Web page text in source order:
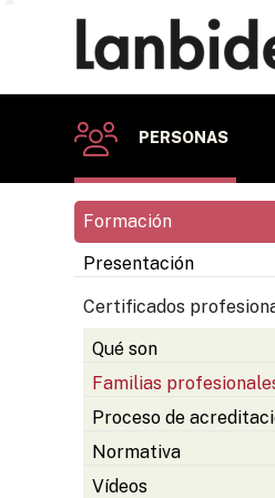
PERSONAS
Formación
Presentación
Certificados
Qué son
Familias
Proceso de
Normativa
Vídeos